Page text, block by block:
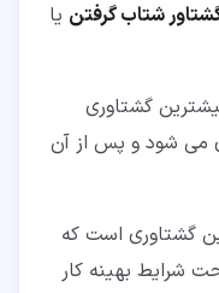
شتاب گرفتن یا
گشتاوری
می شود و پس از آن
گشتاوری است که
شرایط بهینه کار